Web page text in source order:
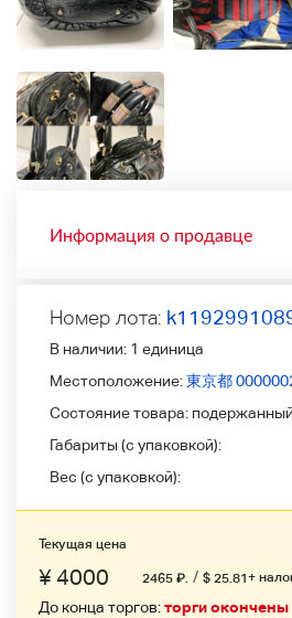
Информация о продавце
Номер лота:
В наличии: 1 единица
Местоположение:東京都
Состояние товара: подержанный
Габариты (с упаковкой):
Вес (с упаковкой):
Текущая цена
¥ 4000 2465 ₽. / $ 25.81+
До конца торгов:торги окончены